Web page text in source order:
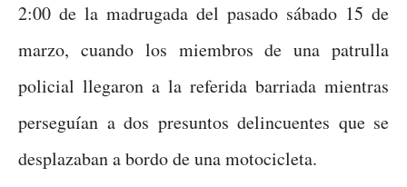
2:00 de la madrugada del pasado sábado 15 de
marzo, cuando los miembros de una patrulla
policial llegaron a la referida barriada mientras
perseguían a dos presuntos delincuentes que se
desplazaban a bordo de una motocicleta.